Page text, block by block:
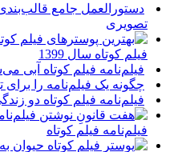
دستورالعمل جامع
تصویری
فیلم کوتاه سال 1399
فیلم‌نامه فیلم کوتاه آبی
چگونه یک فیلم‌نامه را برای
فیلم‌نامه فیلم کوتاه دو
فیلم‌نامه فیلم کوتاه